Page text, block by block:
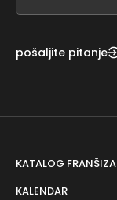
pošaljite pitanje
KATALOG FRANŠIZA
KALENDAR